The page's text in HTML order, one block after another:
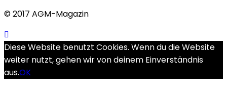
© 2017 AGM-Magazin
Diese Website benutzt Cookies. Wenn du die Website
weiter nutzt, gehen wir von deinem Einverständnis
aus.OK